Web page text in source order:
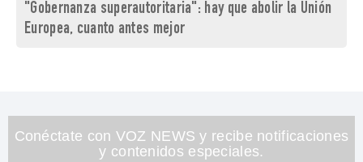
"Gobernanza superautoritaria": hay que abolir la Unión
Europea, cuanto antes mejor
Conéctate con VOZ NEWS y recibe notificaciones
y contenidos especiales.